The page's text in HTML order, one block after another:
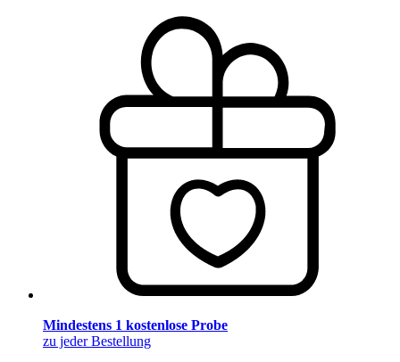
Mindestens 1 kostenlose Probe
zu jeder Bestellung